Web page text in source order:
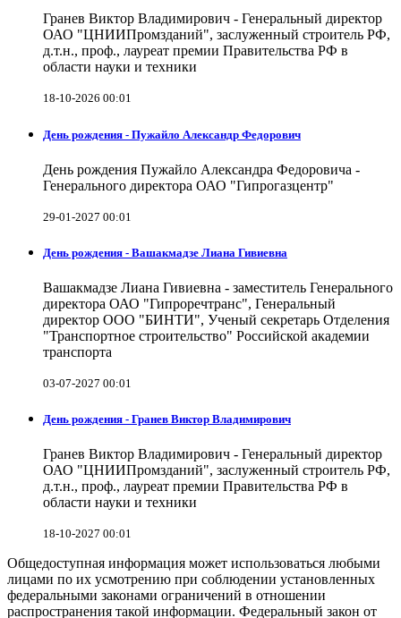
Гранев Виктор Владимирович - Генеральный директор
ОАО "ЦНИИПромзданий", заслуженный строитель РФ,
д.т.н., проф., лауреат премии Правительства РФ в
области науки и техники
18-10-2026 00:01
День рождения - Пужайло Александр Федорович
День рождения Пужайло Александра Федоровича -
Генерального директора ОАО "Гипрогазцентр"
29-01-2027 00:01
День рождения - Вашакмадзе Лиана Гивиевна
Вашакмадзе Лиана Гивиевна - заместитель Генерального
директора ОАО "Гипроречтранс", Генеральный
директор ООО "БИНТИ", Ученый секретарь Отделения
"Транспортное строительство" Российской академии
транспорта
03-07-2027 00:01
День рождения - Гранев Виктор Владимирович
Гранев Виктор Владимирович - Генеральный директор
ОАО "ЦНИИПромзданий", заслуженный строитель РФ,
д.т.н., проф., лауреат премии Правительства РФ в
области науки и техники
18-10-2027 00:01
Общедоступная информация может использоваться любыми
лицами по их усмотрению при соблюдении установленных
федеральными законами ограничений в отношении
распространения такой информации. Федеральный закон от